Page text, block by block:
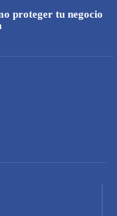
proteger tu negocio